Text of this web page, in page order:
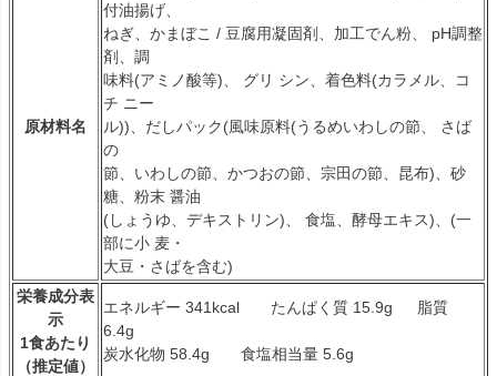
原材料名
付油揚げ、
ねぎ、かまぼこ / 豆腐用凝固剤、加工でん粉、 pH調整
剤、調
味料(アミノ酸等)、 グリ シン、着色料(カラメル、コ
チ ニー
ル))、だしパック(風味原料(うるめいわしの節、 さば
の
節、いわしの節、かつおの節、宗田の節、昆布)、砂
糖、粉末 醤油
(しょうゆ、デキストリン)、 食塩、酵母エキス)、(一
部に小 麦・
大豆・さばを含む)
栄養成分表
示
1食あたり
（推定値）
エネルギー 341kcal たんぱく質 15.9g 脂質
6.4g
炭水化物 58.4g 食塩相当量 5.6g